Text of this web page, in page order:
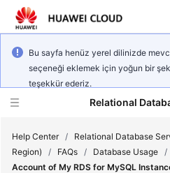
Bu sayfa henüz yerel dilinizde
seçeneği eklemek için yoğun bir
teşekkür ederiz.
Relational
Help Center / Relational Database
Region)
/ FAQs / Database Usage /
Account of My RDS for MySQL